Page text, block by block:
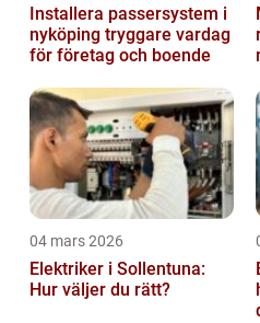
Installera passersystem i
nyköping tryggare vardag
för företag och boende
04 mars 2026
Elektriker i Sollentuna:
Hur väljer du rätt?